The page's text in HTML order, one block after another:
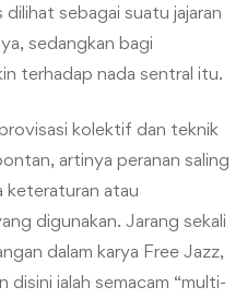
sebagai suatu jajaran
sedangkan bagi
terhadap nada sentral itu.
kolektif dan teknik
artinya peranan saling
keteraturan atau
digunakan. Jarang sekali
dalam karya Free Jazz,
ialah semacam “multi-